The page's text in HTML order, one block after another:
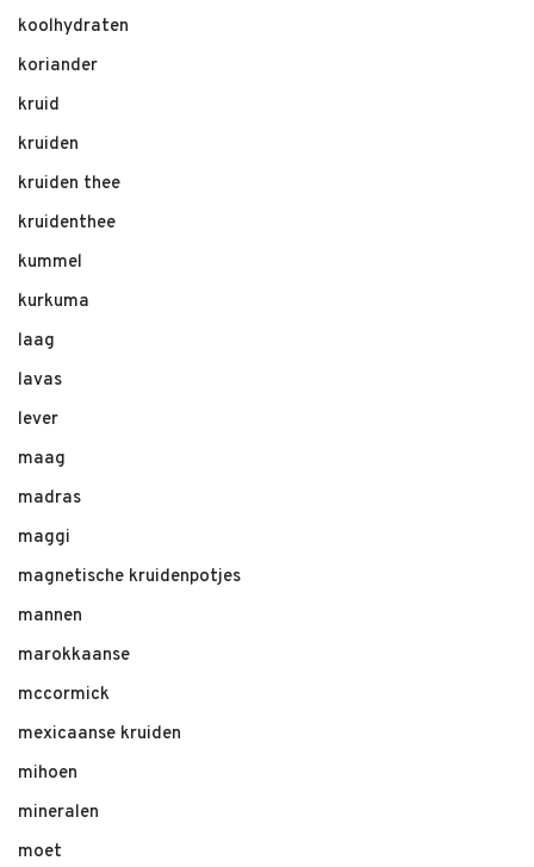
koolhydraten
koriander
kruid
kruiden
kruiden thee
kruidenthee
kummel
kurkuma
laag
lavas
lever
maag
madras
maggi
magnetische kruidenpotjes
mannen
marokkaanse
mccormick
mexicaanse kruiden
mihoen
mineralen
moet